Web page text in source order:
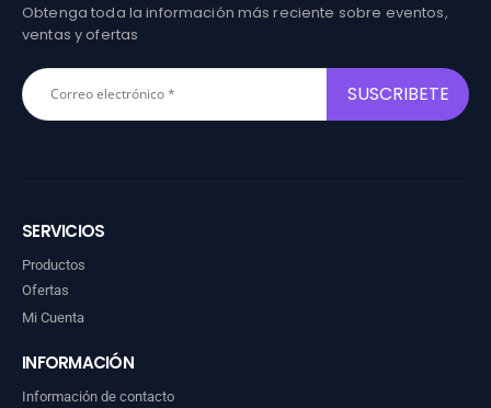
Obtenga toda la información más reciente sobre eventos,
ventas y ofertas
SERVICIOS
Productos
Ofertas
Mi Cuenta
INFORMACIÓN
Información de contacto